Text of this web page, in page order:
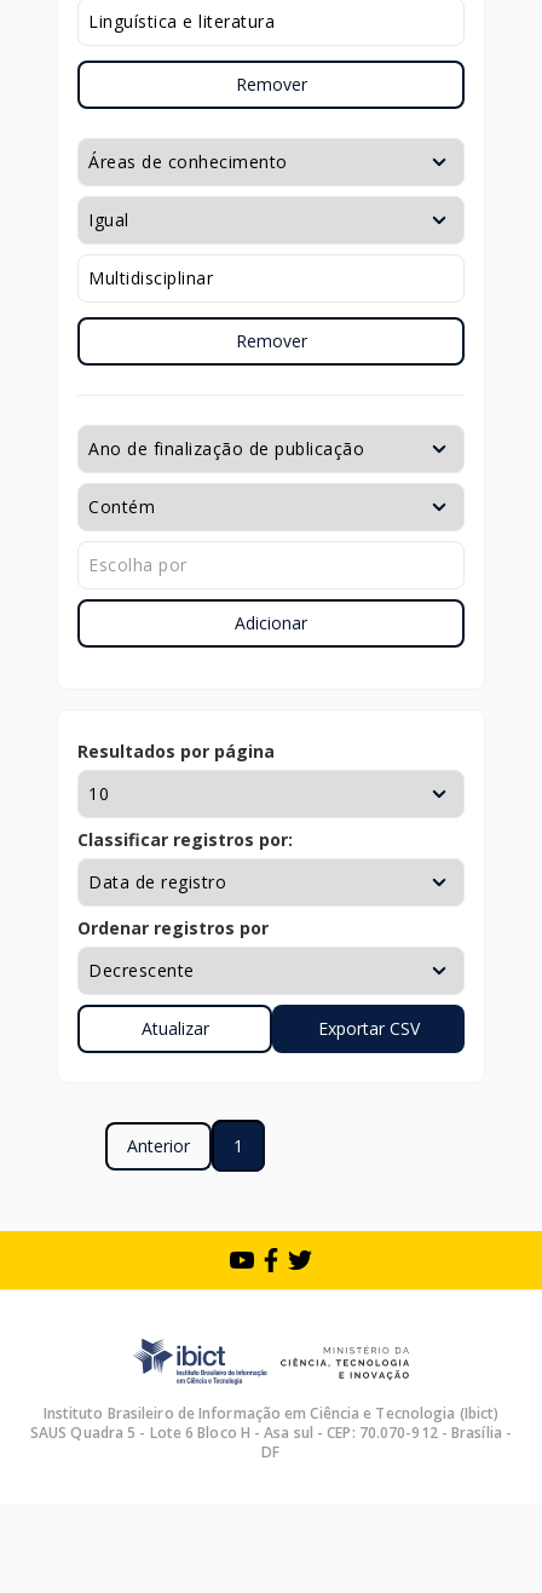
Remover
Remover
Adicionar
Resultados por página
Classificar registros por:
Ordenar registros por
Anterior 1
Instituto Brasileiro de Informação em Ciência e Tecnologia (Ibict)
SAUS Quadra 5 - Lote 6 Bloco H - Asa sul - CEP: 70.070-912 - Brasília -
DF